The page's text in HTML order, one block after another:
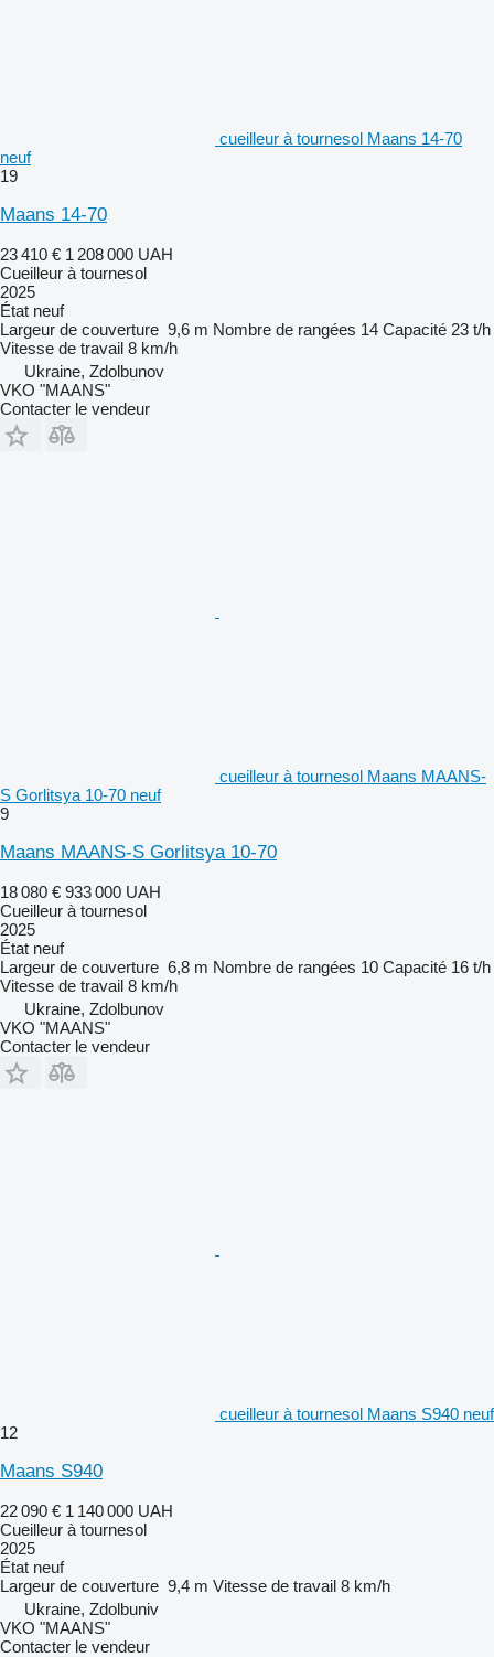
cueilleur à tournesol Maans 14-70
neuf
19
Maans 14-70
23 410 € 1 208 000 UAH
Cueilleur à tournesol
2025
État neuf
Largeur de couverture 9,6 m Nombre de rangées 14 Capacité 23 t/h
Vitesse de travail 8 km/h
Ukraine, Zdolbunov
VKO "MAANS"
Contacter le vendeur
cueilleur à tournesol Maans MAANS-
S Gorlitsya 10-70 neuf
9
Maans MAANS-S Gorlitsya 10-70
18 080 € 933 000 UAH
Cueilleur à tournesol
2025
État neuf
Largeur de couverture 6,8 m Nombre de rangées 10 Capacité 16 t/h
Vitesse de travail 8 km/h
Ukraine, Zdolbunov
VKO "MAANS"
Contacter le vendeur
cueilleur à tournesol Maans S940 neuf
12
Maans S940
22 090 € 1 140 000 UAH
Cueilleur à tournesol
2025
État neuf
Largeur de couverture 9,4 m Vitesse de travail 8 km/h
Ukraine, Zdolbuniv
VKO "MAANS"
Contacter le vendeur